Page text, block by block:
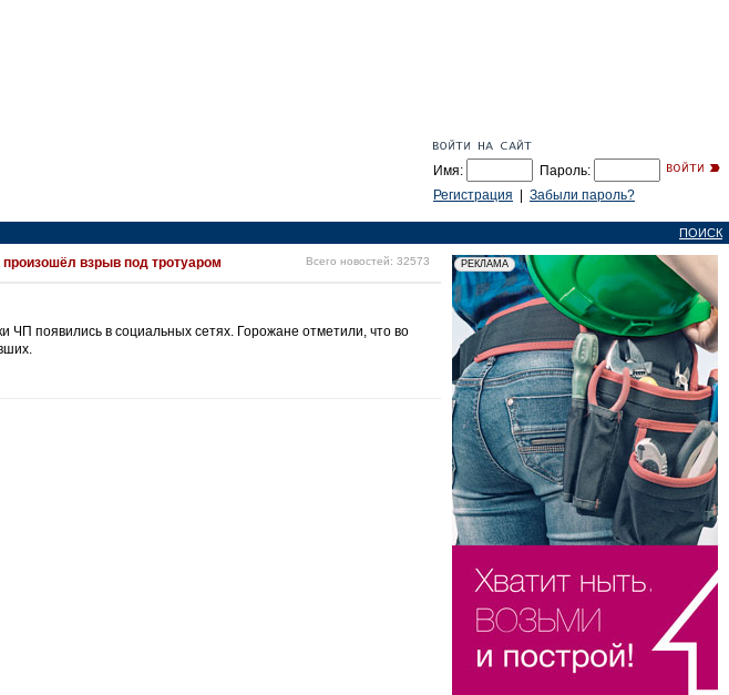
Имя:
Пароль:
Регистрация
Забыли пароль?
ПОИСК
взрыв под тротуаром Всего новостей: 32573
появились в социальных сетях. Горожане отметили, что во